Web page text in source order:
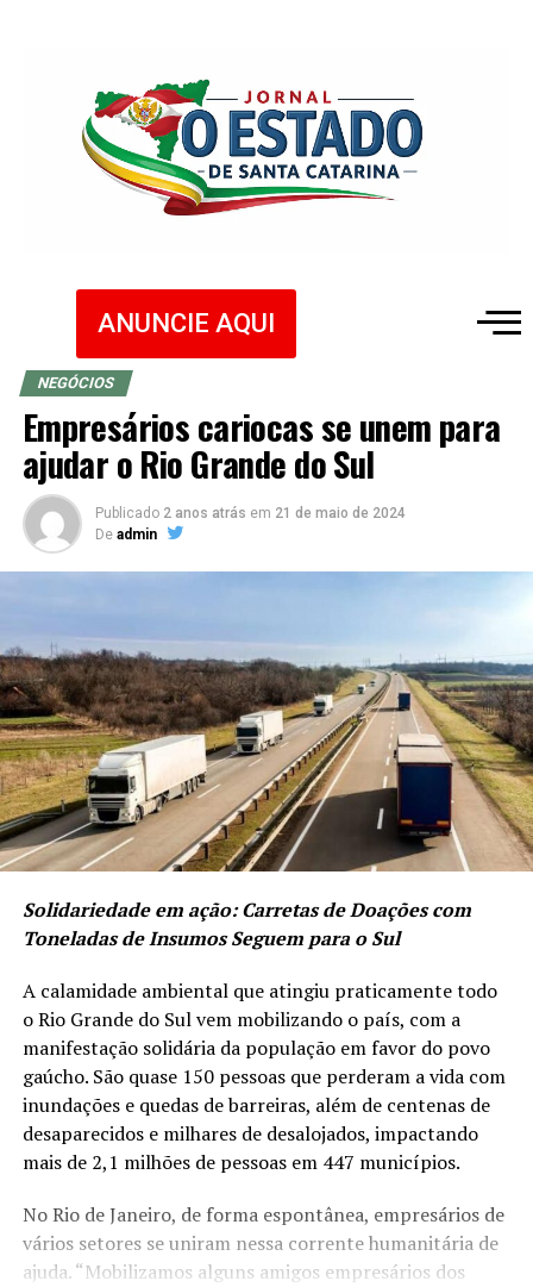
ANUNCIE AQUI
NEGÓCIOS
Empresários cariocas se unem para
ajudar o Rio Grande do Sul
Publicado 2 anos atrás em 21 de maio de 2024
De admin
Solidariedade em ação: Carretas de Doações com
Toneladas de Insumos Seguem para o Sul
A calamidade ambiental que atingiu praticamente todo
o Rio Grande do Sul vem mobilizando o país, com a
manifestação solidária da população em favor do povo
gaúcho. São quase 150 pessoas que perderam a vida com
inundações e quedas de barreiras, além de centenas de
desaparecidos e milhares de desalojados, impactando
mais de 2,1 milhões de pessoas em 447 municípios.
No Rio de Janeiro, de forma espontânea, empresários de
vários setores se uniram nessa corrente humanitária de
ajuda. “Mobilizamos alguns amigos empresários dos